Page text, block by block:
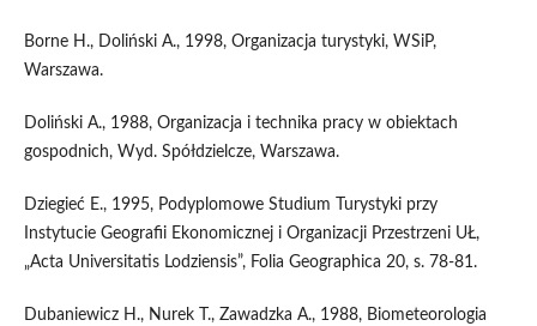
Borne H., Doliński A., 1998, Organizacja turystyki, WSiP,
Warszawa.
Doliński A., 1988, Organizacja i technika pracy w obiektach
gospodnich, Wyd. Spółdzielcze, Warszawa.
Dziegieć E., 1995, Podyplomowe Studium Turystyki przy
Instytucie Geografii Ekonomicznej i Organizacji Przestrzeni UŁ,
„Acta Universitatis Lodziensis”, Folia Geographica 20, s. 78-81.
Dubaniewicz H., Nurek T., Zawadzka A., 1988, Biometeorologia